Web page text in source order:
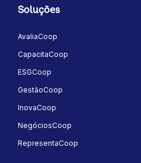
Soluções
AvaliaCoop
CapacitaCoop
ESGCoop
GestãoCoop
InovaCoop
NegóciosCoop
RepresentaCoop